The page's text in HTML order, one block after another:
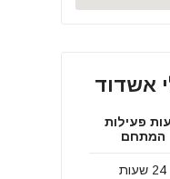
אשדוד
פעילות
המתחם
24 שעות